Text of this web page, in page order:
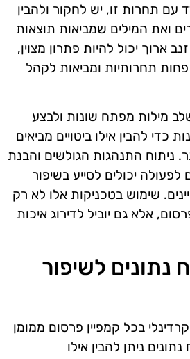
עם תחרות זו, יש לחקור ולהבין
ואת המילים שמביאות תוצאות
ארוך יכול להיות פתרון מצוין,
תחרותיות ומביאות לקהל
מילות מפתח שונות ולבצע
כדי להבין אילו ביטויים מביאים
ניתוח התנהגות הגולשים והבנת
יכולים לסייע בשיפור
שימוש בטכניקות אלו לא רק
אלא גם יוביל לדירוג איכות
נתונים לשיפור
בכל קמפיין פרסום ממומן
ניתן להבין אילו